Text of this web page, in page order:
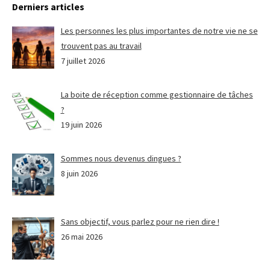
Derniers articles
Les personnes les plus importantes de notre vie ne se
trouvent pas au travail
7 juillet 2026
La boite de réception comme gestionnaire de tâches
?
19 juin 2026
Sommes nous devenus dingues ?
8 juin 2026
Sans objectif, vous parlez pour ne rien dire !
26 mai 2026